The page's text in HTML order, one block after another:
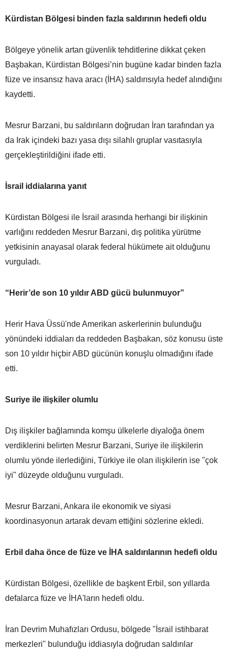
Kürdistan Bölgesi binden fazla saldırının hedefi oldu
Bölgeye yönelik artan güvenlik tehditlerine dikkat çeken
Başbakan, Kürdistan Bölgesi’nin bugüne kadar binden fazla
füze ve insansız hava aracı (İHA) saldırısıyla hedef alındığını
kaydetti.
Mesrur Barzani, bu saldırıların doğrudan İran tarafından ya
da Irak içindeki bazı yasa dışı silahlı gruplar vasıtasıyla
gerçekleştirildiğini ifade etti.
İsrail iddialarına yanıt
Kürdistan Bölgesi ile İsrail arasında herhangi bir ilişkinin
varlığını reddeden Mesrur Barzani, dış politika yürütme
yetkisinin anayasal olarak federal hükümete ait olduğunu
vurguladı.
“Herir’de son 10 yıldır ABD gücü bulunmuyor”
Herir Hava Üssü'nde Amerikan askerlerinin bulunduğu
yönündeki iddiaları da reddeden Başbakan, söz konusu üste
son 10 yıldır hiçbir ABD gücünün konuşlu olmadığını ifade
etti.
Suriye ile ilişkiler olumlu
Dış ilişkiler bağlamında komşu ülkelerle diyaloğa önem
verdiklerini belirten Mesrur Barzani, Suriye ile ilişkilerin
olumlu yönde ilerlediğini, Türkiye ile olan ilişkilerin ise "çok
iyi" düzeyde olduğunu vurguladı.
Mesrur Barzani, Ankara ile ekonomik ve siyasi
koordinasyonun artarak devam ettiğini sözlerine ekledi.
Erbil daha önce de füze ve İHA saldırılarının hedefi oldu
Kürdistan Bölgesi, özellikle de başkent Erbil, son yıllarda
defalarca füze ve İHA'ların hedefi oldu.
İran Devrim Muhafızları Ordusu, bölgede "İsrail istihbarat
merkezleri" bulunduğu iddiasıyla doğrudan saldırılar